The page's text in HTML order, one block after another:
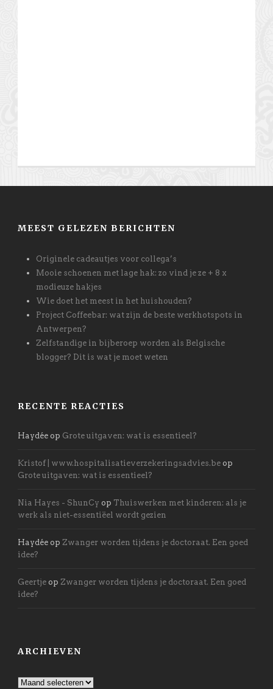
MEEST GELEZEN BERICHTEN
Originele cadeautjes voor collega’s
Mooie schoenen met lage hak: zo vind je ze + 8 x
modieuze hakjes
Wie doet het meest in het huishouden?
Project Coffeebar: wat zijn de beste werkhotspots in
Antwerpen?
Zelfstandige in bijberoep worden als Belgische
blogger? Dit is wat je moet weten
RECENTE REACTIES
Haydée op Grote uitgaven: wat is essentieel?
Kristof | www.hospitalisatieverzekeringsadvies.be op
Grote uitgaven: wat is essentieel?
Nia Hayes - ShunCy op Thuiswerken met kinderen: als je
werk als niet-essentiëel wordt gezien
Haydée op Zwanger worden tijdens je doctoraat. Een goed
idee?
Geertje op Zwanger worden tijdens je doctoraat. Een goed
idee?
ARCHIEVEN
Archieven